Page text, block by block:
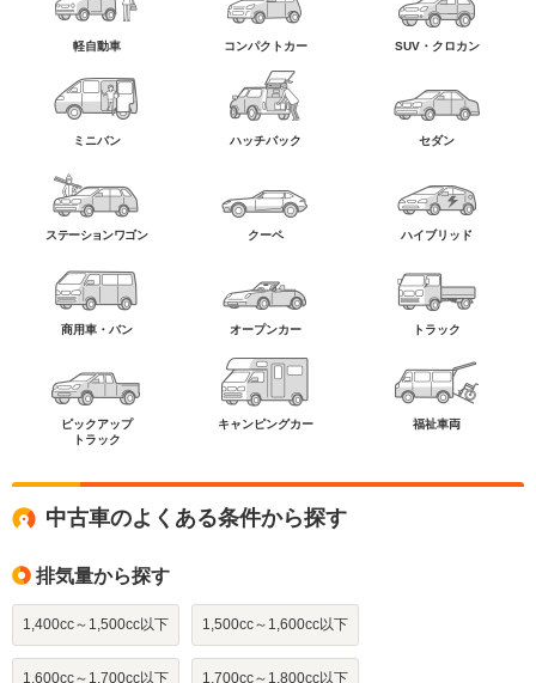
軽自動車 コンパクトカー SUV・クロカン
ミニバン ハッチバック セダン
ステーションワゴン クーペ ハイブリッド
商用車・バン オープンカー トラック
ピックアップ
トラック
キャンピングカー 福祉車両
中古車のよくある条件から探す
排気量から探す
1,400cc～1,500cc以下 1,500cc～1,600cc以下
1,600cc～1,700cc以下 1,700cc～1,800cc以下